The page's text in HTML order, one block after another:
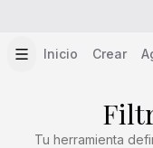
Inicio Crear
Tu herramienta